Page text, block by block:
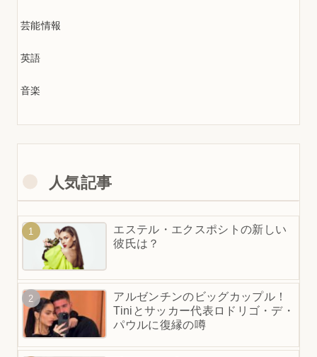
芸能情報
英語
音楽
人気記事
エステル・エクスポシトの新しい
彼氏は？
アルゼンチンのビッグカップル！
Tiniとサッカー代表ロドリゴ・デ・
パウルに復縁の噂